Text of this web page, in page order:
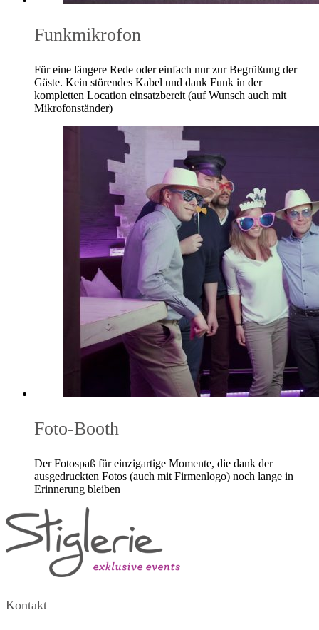
Funkmikrofon
Für eine längere Rede oder einfach nur zur Begrüßung der
Gäste. Kein störendes Kabel und dank Funk in der
kompletten Location einsatzbereit (auf Wunsch auch mit
Mikrofonständer)
Foto-Booth
Der Fotospaß für einzigartige Momente, die dank der
ausgedruckten Fotos (auch mit Firmenlogo) noch lange in
Erinnerung bleiben
Kontakt